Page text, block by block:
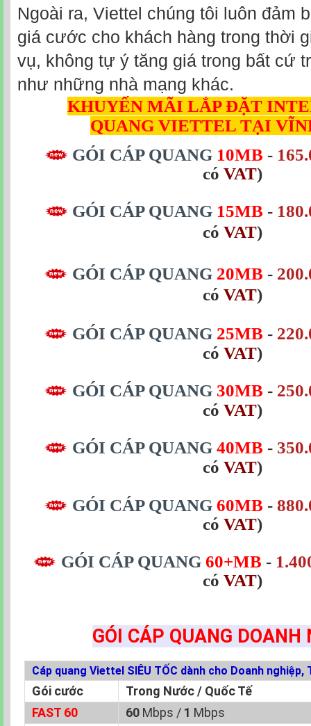
Ngoài ra, Viettel chúng tôi luôn đảm
giá cước cho khách hàng trong thời
vụ, không tự ý tăng giá trong bất cứ
như những nhà mạng khác.
KHUYẾN MÃI LẮP ĐẶT
QUANG VIETTEL TẠI
GÓI CÁP QUANG 10MB -
có VAT)
GÓI CÁP QUANG 15MB -
có VAT)
GÓI CÁP QUANG 20MB -
có VAT)
GÓI CÁP QUANG 25MB -
có VAT)
GÓI CÁP QUANG 30MB -
có VAT)
GÓI CÁP QUANG 40MB -
có VAT)
GÓI CÁP QUANG 60MB -
có VAT)
GÓI CÁP QUANG 60+MB -
có VAT)
GÓI CÁP QUANG DOANH
Cáp quang Viettel SIÊU TỐC dành cho Doanh nghiệp,
Gói cước
Trong Nước / Quốc Tế
FAST 60
60 Mbps / 1 Mbps